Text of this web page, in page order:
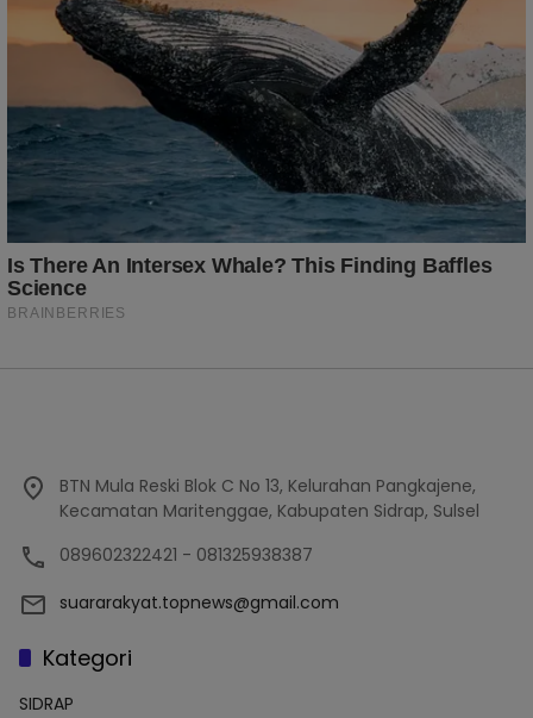
BTN Mula Reski Blok C No 13, Kelurahan Pangkajene,
Kecamatan Maritenggae, Kabupaten Sidrap, Sulsel
089602322421 - 081325938387
suararakyat.topnews@gmail.com
Kategori
SIDRAP